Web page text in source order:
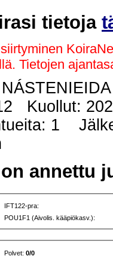
tietoja
Tietojen
Kuollut:
1
annettu
IFT122-pra:
POU1F1 (Aivolis. kääpiökasv.):
Polvet:0/0